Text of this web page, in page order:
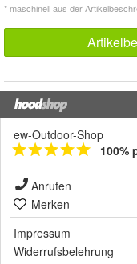
* maschinell aus der
ew-Outdoor-Shop
100%
Anrufen
Merken
Impressum
Widerrufsbelehrung